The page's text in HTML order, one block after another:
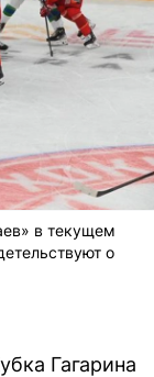
в текущем
о
Гагарина